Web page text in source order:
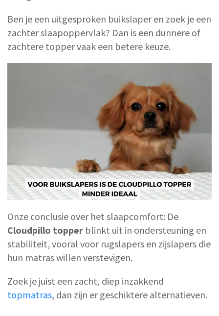
Ben je een uitgesproken buikslaper en zoek je een
zachter slaapoppervlak? Dan is een dunnere of
zachtere topper vaak een betere keuze.
Onze conclusie over het slaapcomfort: De
Cloudpillo topper blinkt uit in ondersteuning en
stabiliteit, vooral voor rugslapers en zijslapers die
hun matras willen verstevigen.
Zoek je juist een zacht, diep inzakkend
topmatras, dan zijn er geschiktere alternatieven.